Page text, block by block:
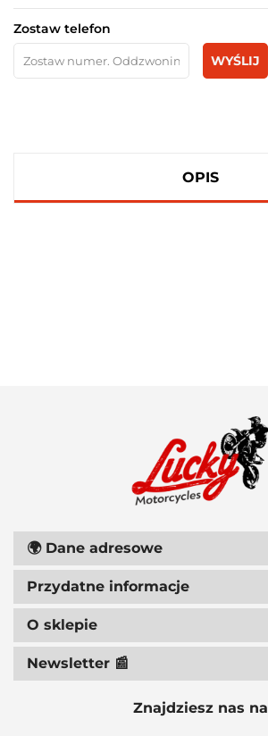
Zostaw telefon
WYŚLIJ
OPIS
🌍 Dane adresowe
Przydatne informacje
O sklepie
Newsletter 📰
Znajdziesz nas na